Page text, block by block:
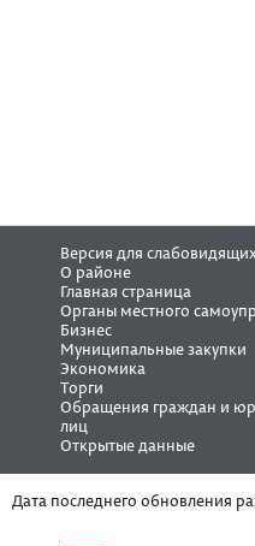
Версия для
О районе
Главная страница
Органы местного
Бизнес
Муниципальные закупки
Экономика
Торги
Обращения граждан и
лиц
Открытые данные
Дата последнего обновления